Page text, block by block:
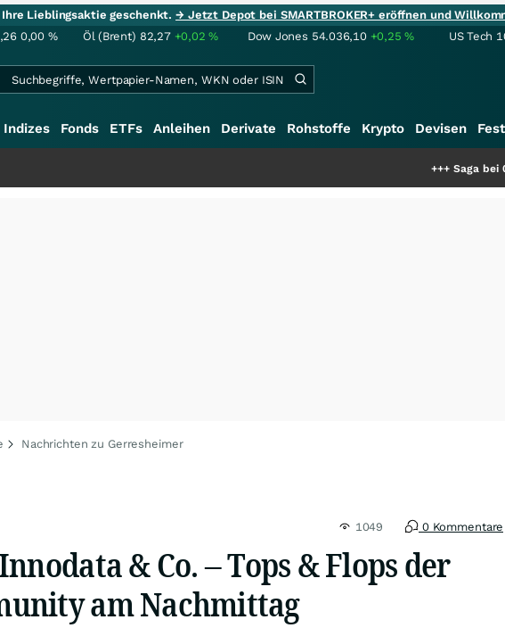
Ihre Lieblingsaktie geschenkt.→ Jetzt Depot bei SMARTBROKER+ eröffnen und
0,00 % Öl (Brent) 82,27 +0,02% Dow Jones 54.036,10 +0,25% US Tech
Indizes Fonds ETFs Anleihen Derivate Rohstoffe Krypto Devisen
Saga bei 0,53 CAD:
Nachrichten zu Gerresheimer
1049 0 Kommentare
& Co. – Tops & Flops der
am Nachmittag